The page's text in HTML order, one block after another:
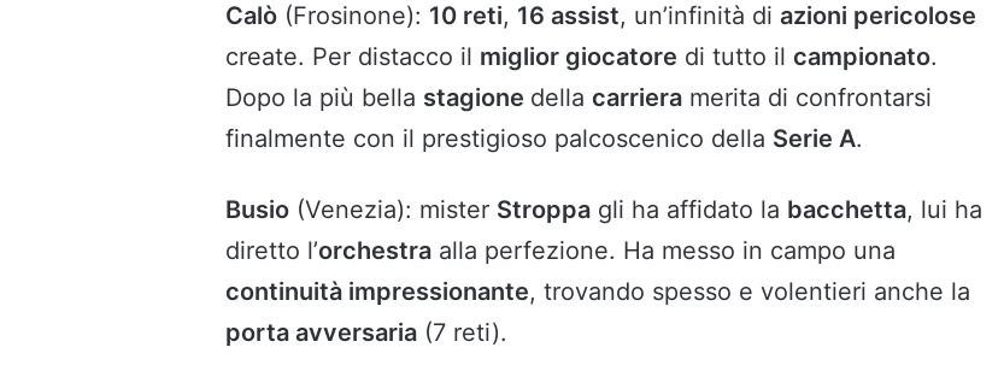
Calò (Frosinone): 10 reti, 16 assist, un’infinità di azioni pericolose
create. Per distacco il miglior giocatore di tutto il campionato.
Dopo la più bella stagione della carriera merita di confrontarsi
finalmente con il prestigioso palcoscenico della Serie A.
Busio (Venezia): mister Stroppa gli ha affidato la bacchetta, lui ha
diretto l’orchestra alla perfezione. Ha messo in campo una
continuità impressionante, trovando spesso e volentieri anche la
porta avversaria (7 reti).